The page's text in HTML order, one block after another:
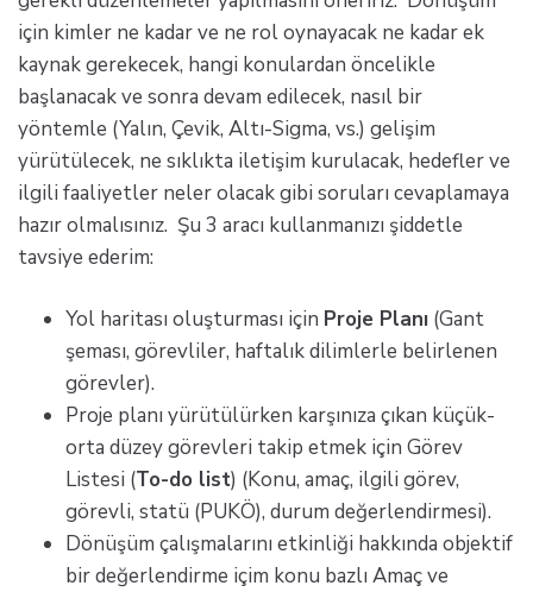
için kimler ne kadar ve ne rol oynayacak ne kadar ek
kaynak gerekecek, hangi konulardan öncelikle
başlanacak ve sonra devam edilecek, nasıl bir
yöntemle (Yalın, Çevik, Altı-Sigma, vs.) gelişim
yürütülecek, ne sıklıkta iletişim kurulacak, hedefler ve
ilgili faaliyetler neler olacak gibi soruları cevaplamaya
hazır olmalısınız. Şu 3 aracı kullanmanızı şiddetle
tavsiye ederim:
Yol haritası oluşturması için Proje Planı (Gant
şeması, görevliler, haftalık dilimlerle belirlenen
görevler).
Proje planı yürütülürken karşınıza çıkan küçük-
orta düzey görevleri takip etmek için Görev
Listesi (To-do list) (Konu, amaç, ilgili görev,
görevli, statü (PUKÖ), durum değerlendirmesi).
Dönüşüm çalışmalarını etkinliği hakkında objektif
bir değerlendirme içim konu bazlı Amaç ve